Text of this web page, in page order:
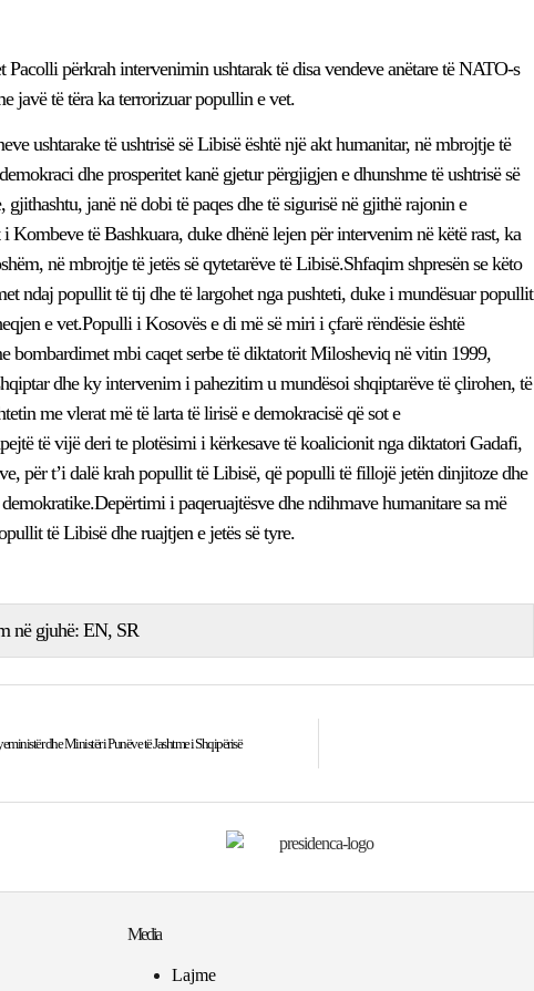
përkrah intervenimin ushtarak të disa vendeve anëtare të NATO-s
javë të tëra ka terrorizuar popullin e vet.
ushtarake të ushtrisë së Libisë është një akt humanitar, në mbrojtje të
dhe prosperitet kanë gjetur përgjigjen e dhunshme të ushtrisë së
janë në dobi të paqes dhe të sigurisë në gjithë rajonin e
të Bashkuara, duke dhënë lejen për intervenim në këtë rast, ka
në mbrojtje të jetës së qytetarëve të Libisë.Shfaqim shpresën se këto
ndaj popullit të tij dhe të largohet nga pushteti, duke i mundësuar popullit
e vet.Populli i Kosovës e di më së miri i çfarë rëndësie është
bombardimet mbi caqet serbe të diktatorit Milosheviq në vitin 1999,
dhe ky intervenim i pahezitim u mundësoi shqiptarëve të çlirohen, të
me vlerat më të larta të lirisë e demokracisë që sot e
të vijë deri te plotësimi i kërkesave të koalicionit nga diktatori Gadafi,
për t’i dalë krah popullit të Libisë, që populli të fillojë jetën dinjitoze dhe
i paqeruajtësve dhe ndihmave humanitare sa më
të Libisë dhe ruajtjen e jetës së tyre.
në gjuhë: EN SR
dhe Ministër i Punëve të Jashtme i Shqipërisë
Media
Lajme